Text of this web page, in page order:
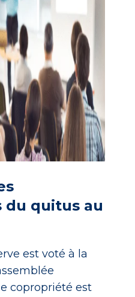
du quitus au
est voté à la
copropriété est